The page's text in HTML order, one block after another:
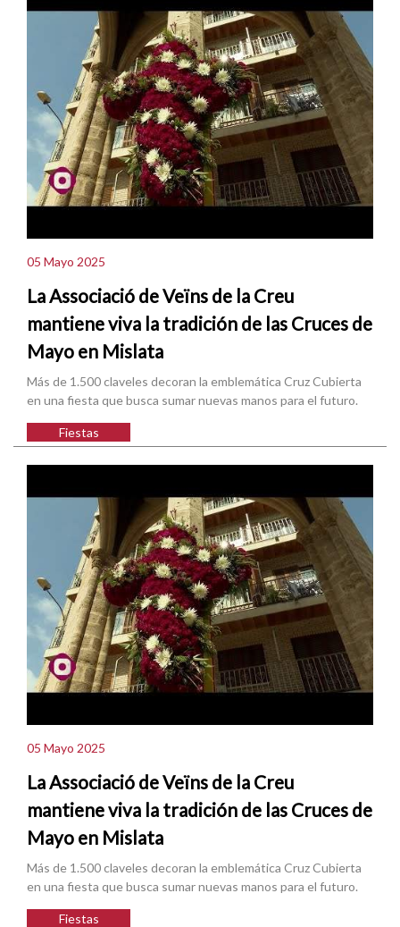
05 Mayo 2025
La Associació de Veïns de la Creu
mantiene viva la tradición de las Cruces de
Mayo en Mislata
Más de 1.500 claveles decoran la emblemática Cruz Cubierta
en una fiesta que busca sumar nuevas manos para el futuro.
Fiestas
05 Mayo 2025
La Associació de Veïns de la Creu
mantiene viva la tradición de las Cruces de
Mayo en Mislata
Más de 1.500 claveles decoran la emblemática Cruz Cubierta
en una fiesta que busca sumar nuevas manos para el futuro.
Fiestas